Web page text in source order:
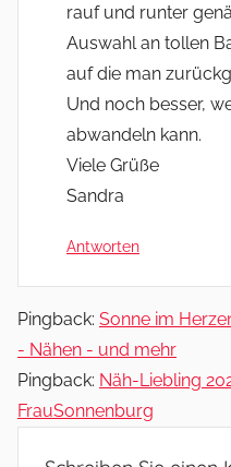
rauf und runter
Auswahl an tollen
auf die man
Und noch besser,
abwandeln kann.
Viele Grüße
Sandra
Antworten
Pingback: Sonne im
- Nähen - und mehr
Pingback: Näh-Liebling
FrauSonnenburg